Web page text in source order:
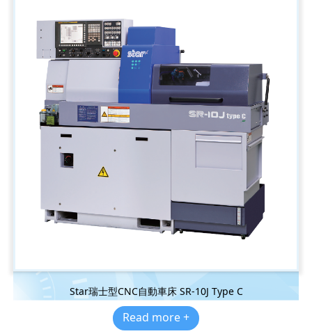
Star瑞士型CNC自動車床 SR-10J Type C
Read more +